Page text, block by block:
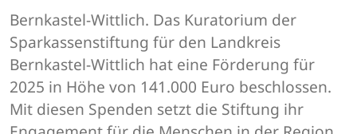
Bernkastel-Wittlich. Das Kuratorium der
Sparkassenstiftung für den Landkreis
Bernkastel-Wittlich hat eine Förderung für
2025 in Höhe von 141.000 Euro beschlossen.
Mit diesen Spenden setzt die Stiftung ihr